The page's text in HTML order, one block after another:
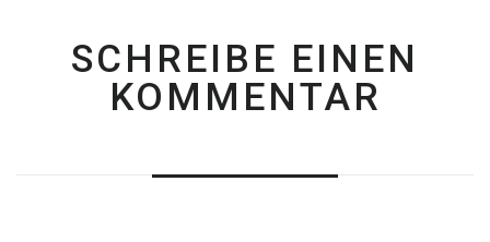
SCHREIBE EINEN
KOMMENTAR